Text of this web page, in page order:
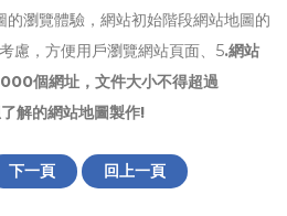
瀏覽體驗，網站初始階段網站地圖的
慮，方便用戶瀏覽網站頁面、5.網站
個網址，文件大小不得超過
解的網站地圖製作!
下一頁 回上一頁